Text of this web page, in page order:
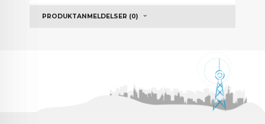
PRODUKTANMELDELSER (0)